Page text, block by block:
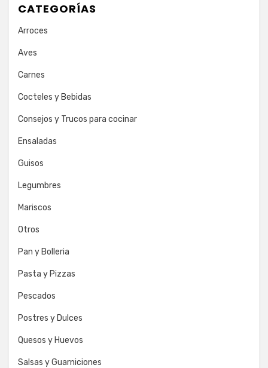
CATEGORÍAS
Arroces
Aves
Carnes
Cocteles y Bebidas
Consejos y Trucos para cocinar
Ensaladas
Guisos
Legumbres
Mariscos
Otros
Pan y Bolleria
Pasta y Pizzas
Pescados
Postres y Dulces
Quesos y Huevos
Salsas y Guarniciones